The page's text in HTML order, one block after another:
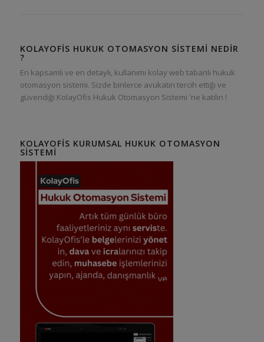
KOLAYOFIS HUKUK OTOMASYON SISTEMI NEDIR
?
En kapsamlı ve en detaylı, kullanımı kolay web tabanlı hukuk
otomasyon sistemi. Sizde binlerce avukatın tercih ettiği ve
güvendiği KolayOfis Hukuk Otomasyon Sistemi 'ne katılın !
KOLAYOFIS KURUMSAL HUKUK OTOMASYON
SISTEMI